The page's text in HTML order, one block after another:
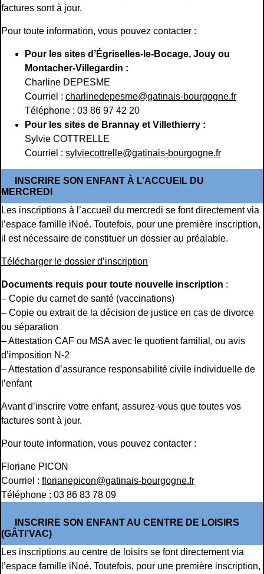
factures sont à jour.
Pour toute information, vous pouvez contacter :
Pour les sites d’Égriselles-le-Bocage, Jouy ou
Montacher-Villegardin :
Charline DEPESME
Courriel : charlinedepesme@gatinais-bourgogne.fr
Téléphone : 03 86 97 42 20
Pour les sites de Brannay et Villethierry :
Sylvie COTTRELLE
Courriel : sylviecottrelle@gatinais-bourgogne.fr
INSCRIRE SON ENFANT À L’ACCUEIL DU
MERCREDI
Les inscriptions à l’accueil du mercredi se font directement via
l’espace famille iNoé. Toutefois, pour une première inscription,
il est nécessaire de constituer un dossier au préalable.
Télécharger le dossier d’inscription
Documents requis pour toute nouvelle inscription :
– Copie du carnet de santé (vaccinations)
– Copie ou extrait de la décision de justice en cas de divorce
ou séparation
– Attestation CAF ou MSA avec le quotient familial, ou avis
d’imposition N-2
– Attestation d’assurance responsabilité civile individuelle de
l’enfant
Avant d’inscrire votre enfant, assurez-vous que toutes vos
factures sont à jour.
Pour toute information, vous pouvez contacter :
Floriane PICON
Courriel : florianepicon@gatinais-bourgogne.fr
Téléphone : 03 86 83 78 09
INSCRIRE SON ENFANT AU CENTRE DE LOISIRS
(GÂTI’VAC)
Les inscriptions au centre de loisirs se font directement via
l’espace famille iNoé. Toutefois, pour une première inscription,